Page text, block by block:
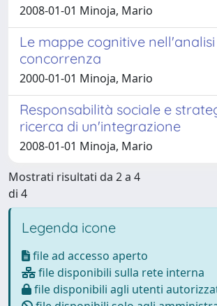
2008-01-01 Minoja, Mario
Le mappe cognitive
concorrenza
2000-01-01 Minoja, Mario
Responsabilità sociale e
ricerca di un'integrazione
2008-01-01 Minoja, Mario
Mostrati risultati da 2 a 4
di 4
Legenda icone
file ad accesso aperto
file disponibili sulla rete interna
file disponibili agli utenti